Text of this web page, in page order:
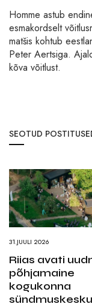
Homme astub
esmakordselt
matšis kohtub
Peter Aertsiga.
kõva võitlust.
SEOTUD
31.JUULI 2026
Riias avati
põhjamaine
kogukonna